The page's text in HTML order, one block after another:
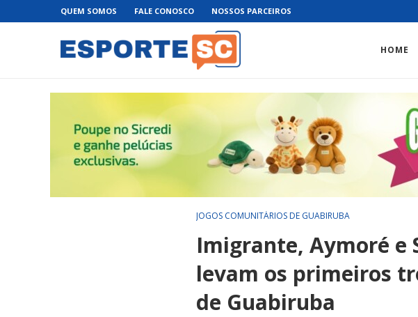
QUEM SOMOS FALE CONOSCO NOSSOS PARCEIROS
HOME
JOGOS COMUNITÁRIOS DE GUABIRUBA
Imigrante, Aymoré e
levam os primeiros
de Guabiruba